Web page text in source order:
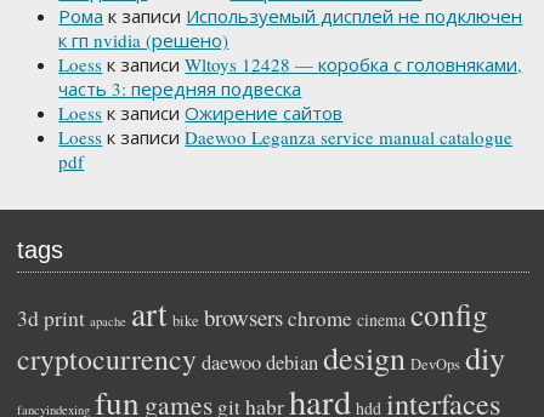
Рома к записи Используемый дисплей не подключен
к гп nvidia (решено)
Loess к записиWltoys 12428 — коробка с головняками,
часть 3: передняя подвеска
Loess к записиОжирение сайтов
Loess к записиDaewoo Leganza service manual catalogue
pdf
tags
3d print apache art bike browserschrome cinema config
cryptocurrency daewoodebiandesign DevOps diy
fancyindexing fun games githabrhard hdd interfaces